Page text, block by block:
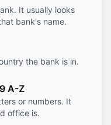
It usually looks
bank's name.
the bank is in.
A-Z
or numbers. It
office is.